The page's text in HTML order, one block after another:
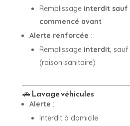
Remplissage interdit sauf
commencé avant
Alerte renforcée :
Remplissage interdit, sauf
(raison sanitaire)
🚗 Lavage véhicules
Alerte :
Interdit à domicile